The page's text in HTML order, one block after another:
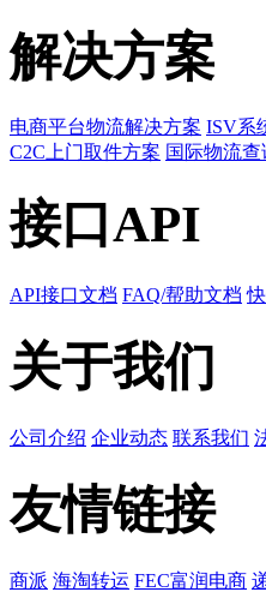
解决方案
电商平台物流解决方案 ISV系
C2C上门取件方案 国际物流
接口API
API接口文档 FAQ/帮助文档
关于我们
公司介绍 企业动态 联系我们
友情链接
商派 海淘转运 FEC富润电商